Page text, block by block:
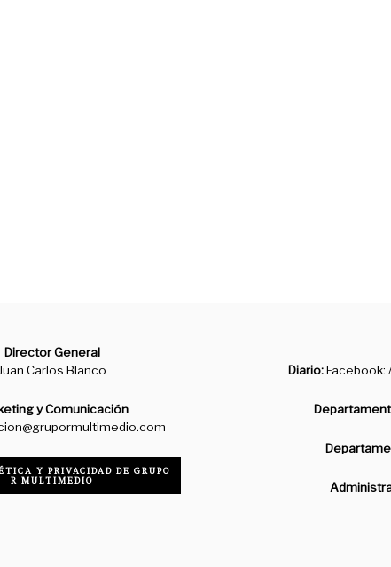
Director General
Carlos Blanco
y Comunicación
Y PRIVACIDAD DE GRUPO
R MULTIMEDIO
Diario:Facebook: